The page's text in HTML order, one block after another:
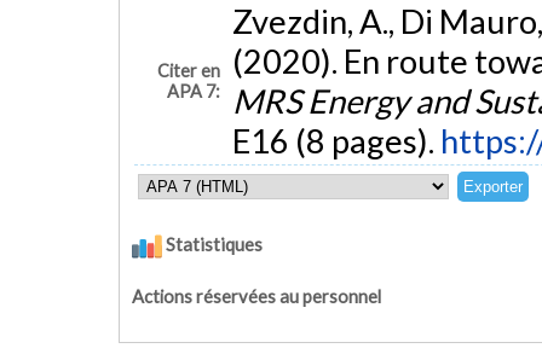
Citer en
APA 7:
Zvezdin, A., Di
(2020). En route
MRS Energy and
E16 (8 pages).
Statistiques
Actions réservées au personnel